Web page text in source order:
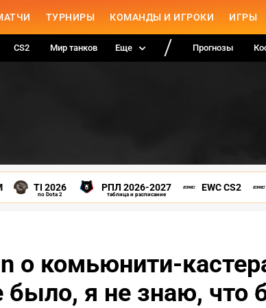
ТУРНИРЫ КОМАНДЫ И ИГРОКИ ИГРЫ
CS2 Мир танков Еще Прогнозы
TI 2026
по Dota 2
РПЛ 2026-2027
таблица и расписание
EWC CS2
о комьюнити-
было, я не знаю, что